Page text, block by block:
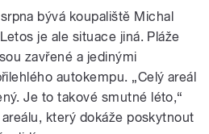
bývá koupaliště Michal
je ale situace jiná. Pláže
zavřené a jedinými
autokempu. „Celý areál
Je to takové smutné léto,“
který dokáže poskytnout